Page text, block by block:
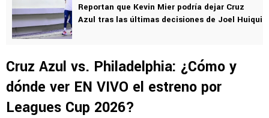
Reportan que Kevin Mier podría dejar Cruz
Azul tras las últimas decisiones de Joel Huiqui
Cruz Azul vs. Philadelphia: ¿Cómo y
dónde ver EN VIVO el estreno por
Leagues Cup 2026?